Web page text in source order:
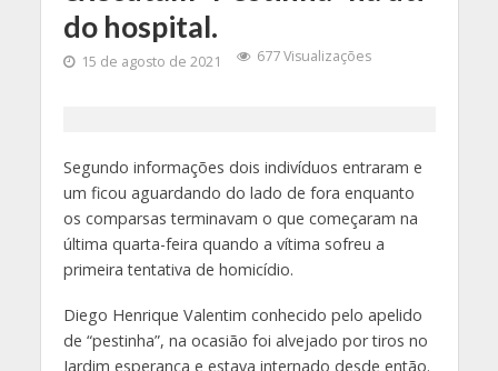
do hospital.
15 de agosto de 2021 677 Visualizações
Segundo informações dois indivíduos entraram e
um ficou aguardando do lado de fora enquanto
os comparsas terminavam o que começaram na
última quarta-feira quando a vítima sofreu a
primeira tentativa de homicídio.
Diego Henrique Valentim conhecido pelo apelido
de “pestinha”, na ocasião foi alvejado por tiros no
Jardim esperança e estava internado desde então.